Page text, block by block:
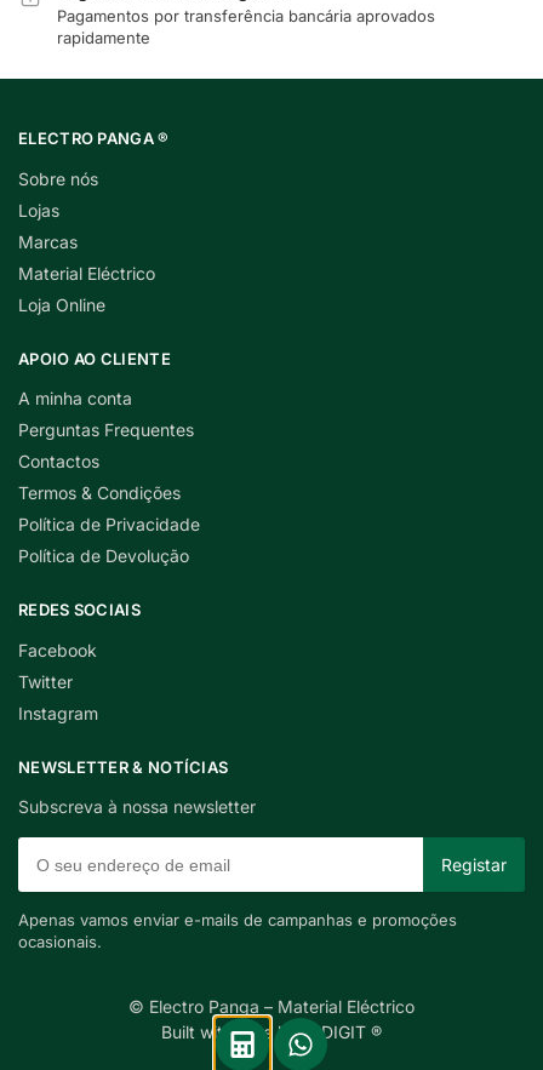
Pagamentos por transferência bancária aprovados
rapidamente
ELECTRO PANGA ®
Sobre nós
Lojas
Marcas
Material Eléctrico
Loja Online
APOIO AO CLIENTE
A minha conta
Perguntas Frequentes
Contactos
Termos & Condições
Política de Privacidade
Política de Devolução
REDES SOCIAIS
Facebook
Twitter
Instagram
NEWSLETTER & NOTÍCIAS
Subscreva à nossa newsletter
Apenas vamos enviar e-mails de campanhas e promoções
ocasionais.
© Electro Panga – Material Eléctrico
Built with care by INDIGIT ®